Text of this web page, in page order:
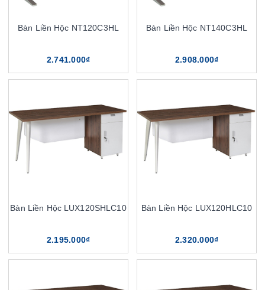
Bàn Liền Hộc NT120C3HL
2.741.000₫
Bàn Liền Hộc NT140C3HL
2.908.000₫
Bàn Liền Hộc LUX120SHLC10
2.195.000₫
Bàn Liền Hộc LUX120HLC10
2.320.000₫